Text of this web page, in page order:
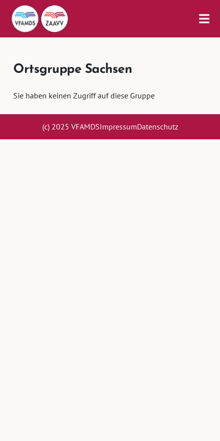
Ortsgruppe Sachsen
Sie haben keinen Zugriff auf diese Gruppe
(c) 2025 VFAMDSImpressumDatenschutz